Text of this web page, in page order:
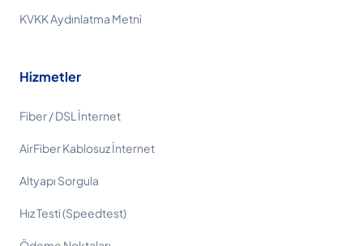
KVKK Aydınlatma Metni
Hizmetler
Fiber / DSL İnternet
AirFiber Kablosuz İnternet
Altyapı Sorgula
Hız Testi (Speedtest)